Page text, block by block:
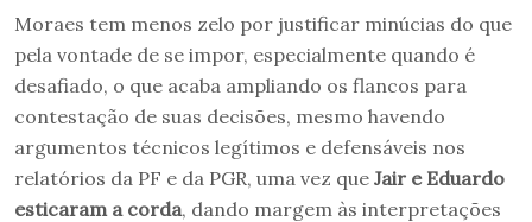
Moraes tem menos zelo por justificar minúcias do que
pela vontade de se impor, especialmente quando é
desafiado, o que acaba ampliando os flancos para
contestação de suas decisões, mesmo havendo
argumentos técnicos legítimos e defensáveis nos
relatórios da PF e da PGR, uma vez que Jair e Eduardo
esticaram a corda, dando margem às interpretações